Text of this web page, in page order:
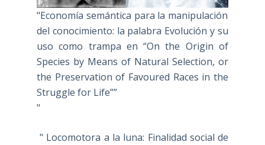
"Economía semántica para la manipulación
del conocimiento: la palabra Evolución y su
uso como trampa en “On the Origin of
Species by Means of Natural Selection, or
the Preservation of Favoured Races in the
Struggle for Life””
"
" Locomotora a la luna: Finalidad social de